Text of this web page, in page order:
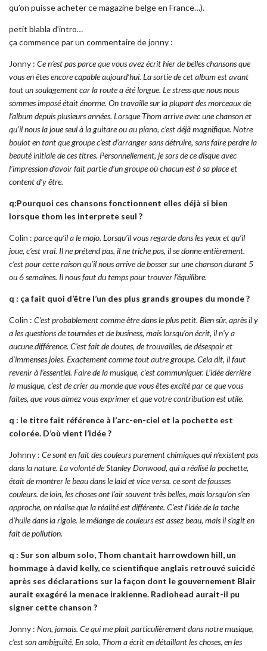
qu’on puisse acheter ce magazine belge en France…).
petit blabla d’intro…
ça commence par un commentaire de jonny :
Jonny : Ce n’est pas parce que vous avez écrit hier de belles chansons que
vous en êtes encore capable aujourd’hui. La sortie de cet album est avant
tout un soulagement car la route a été longue. Le stress que nous nous
sommes imposé était énorme. On travaille sur la plupart des morceaux de
l’album depuis plusieurs années. Lorsque Thom arrive avec une chanson et
qu’il nous la joue seul à la guitare ou au piano, c’est déjà magnifique. Notre
boulot en tant que groupe c’est d’arranger sans détruire, sans faire perdre la
beauté initiale de ces titres. Personnellement, je sors de ce disque avec
l’impression d’avoir fait partie d’un groupe où chacun est à sa place et
content d’y être.
q:Pourquoi ces chansons fonctionnent elles déjà si bien
lorsque thom les interprete seul ?
Colin : parce qu’il a le mojo. Lorsqu’il vous regarde dans les yeux et qu’il
joue, c’est vrai. Il ne prétend pas, il ne triche pas, il se donne entièrement.
c’est pour cette raison qu’il nous arrive de bosser sur une chanson durant 5
ou 6 semaines. Il nous faut du temps pour trouver l’équilibre.
q : ça fait quoi d’être l’un des plus grands groupes du monde ?
Colin : C’est probablement comme être dans le plus petit. Bien sûr, après il y
a les questions de tournées et de business, mais lorsqu’on écrit, il n’y a
aucune différence. C’est fait de doutes, de trouvailles, de désespoir et
d’immenses joies. Exactement comme tout autre groupe. Cela dit, il faut
revenir à l’essentiel. Faire de la musique, c’est communiquer. L’idée derrière
la musique, c’est de crier au monde que vous êtes excité par ce que vous
faites, que vous aimez vous exprimer et que votre contribution est utile.
q : le titre fait référence à l’arc-en-ciel et la pochette est
colorée. D’où vient l’idée ?
Johnny : Ce sont en fait des couleurs purement chimiques qui n’existent pas
dans la nature. La volonté de Stanley Donwood, qui a réalisé la pochette,
était de montrer le beau dans le laid et vice versa. ce sont de fausses
couleurs. de loin, les choses ont l’air souvent très belles, mais lorsqu’on s’en
approche, on réalise que la réalité est différente. C’est l’idée de la tache
d’huile dans la rigole. le mélange de couleurs est assez beau, mais il s’agit en
fait de pollution.
q : Sur son album solo, Thom chantait harrowdown hill, un
hommage à david kelly, ce scientifique anglais retrouvé suicidé
après ses déclarations sur la façon dont le gouvernement Blair
aurait exagéré la menace irakienne. Radiohead aurait-il pu
signer cette chanson ?
Jonny : Non, jamais. Ce qui me plait particulièrement dans notre musique,
c’est son ambiguïté. En solo, Thom a écrit en détaillant les choses, en les